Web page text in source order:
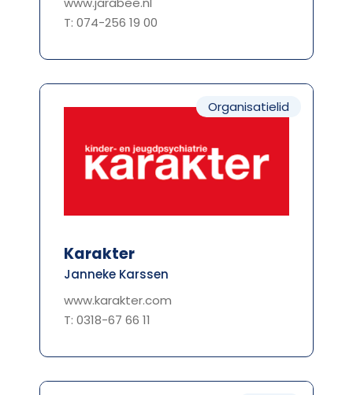
T: 074-256 19 00
Organisatielid
Karakter
Janneke Karssen
www.karakter.com
T: 0318-67 66 11